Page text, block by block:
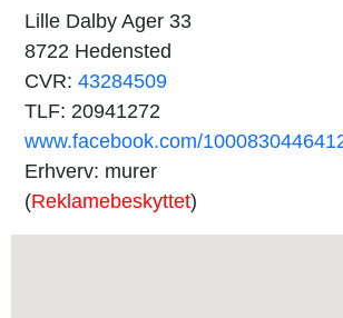
Lille Dalby Ager 33
8722 Hedensted
CVR: 43284509
TLF: 20941272
www.facebook.com/
Erhverv: murer
(Reklamebeskyttet)